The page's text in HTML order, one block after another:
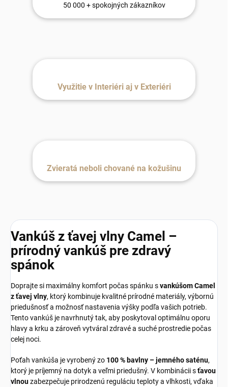
50 000 + spokojných zákazníkov
Využitie v Interiéri aj v Exteriéri
Zvieratá neboli chované na kožušinu
Vankúš z ťavej vlny Camel –
prírodný vankúš pre zdravý
spánok
Doprajte si maximálny komfort počas spánku svankúšom Camel
z ťavej vlny, ktorý kombinuje kvalitné prírodné materiály, výbornú
priedušnosť a možnosť nastavenia výšky podľa vašich potrieb.
Tento vankúš je navrhnutý tak, aby poskytoval optimálnu oporu
hlavy a krku a zároveň vytváral zdravé a suché prostredie počas
celej noci.
Poťah vankúša je vyrobený zo 100 % bavlny – jemného saténu,
ktorý je príjemný na dotyk a veľmi priedušný. V kombinácii sťavou
vlnouzabezpečuje prirodzenú reguláciu teploty a vlhkosti, vďaka